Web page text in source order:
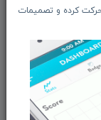
حرکت کرده و تصمیمات